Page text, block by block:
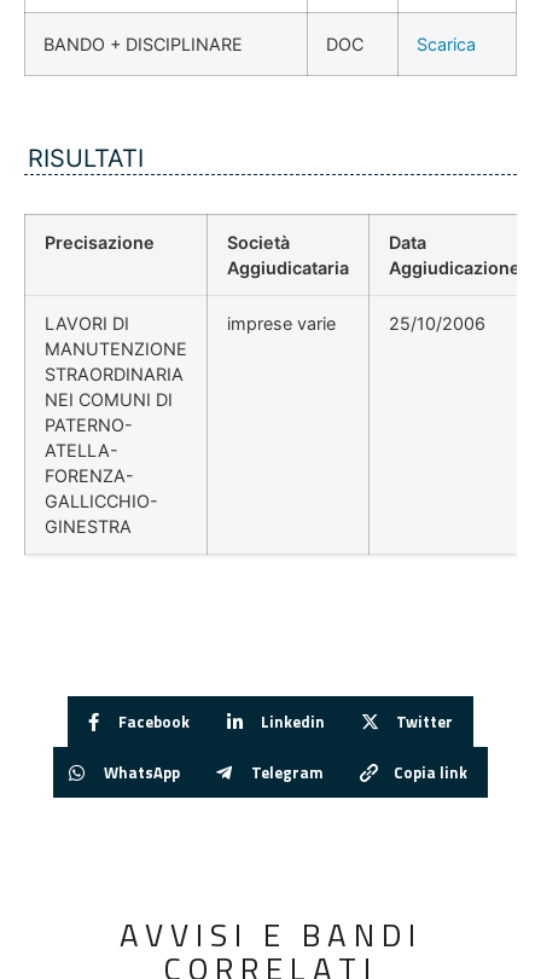
BANDO + DISCIPLINARE DOC Scarica
RISULTATI
Precisazione
Società
Aggiudicataria
Data
Aggiudicazione
LAVORI DI
MANUTENZIONE
STRAORDINARIA
NEI COMUNI DI
PATERNO-
ATELLA-
FORENZA-
GALLICCHIO-
GINESTRA
imprese varie 25/10/2006
Facebook Linkedin Twitter
WhatsApp Telegram Copia link
AVVISI E BANDI
CORRELATI